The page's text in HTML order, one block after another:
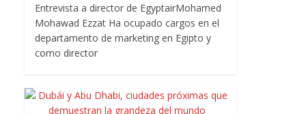
Entrevista a director de EgyptairMohamed
Mohawad Ezzat Ha ocupado cargos en el
departamento de marketing en Egipto y
como director